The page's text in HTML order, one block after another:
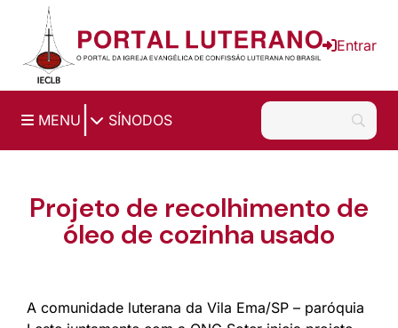
Ir para o conteúdo principal
Entrar
MENU SÍNODOS
Projeto de recolhimento de
óleo de cozinha usado
A comunidade luterana da Vila Ema/SP – paróquia